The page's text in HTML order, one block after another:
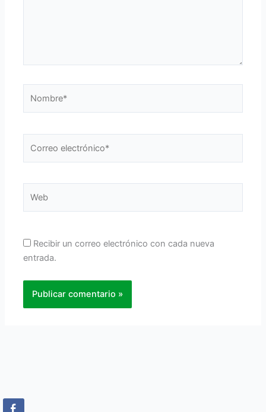
electrónico*
Recibir un correo electrónico con cada nueva
entrada.